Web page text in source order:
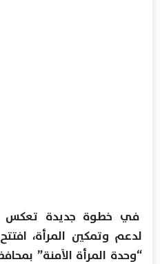
في خطوة جديدة تعكس
لدعم وتمكين المرأة،
“وحدة المرأة الآمنة”